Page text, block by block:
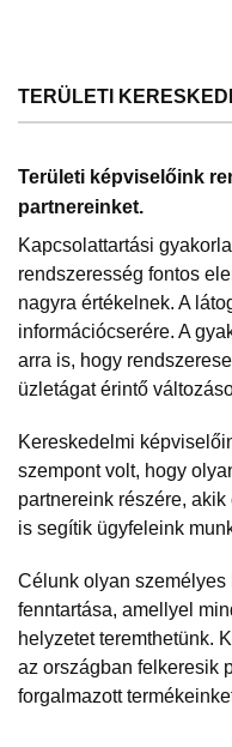
TERÜLETI
Területi képviselőink
partnereinket.
Kapcsolattartási
rendszeresség fontos
nagyra értékelnek. A
információcserére. A
arra is, hogy
üzletágat érintő
Kereskedelmi
szempont volt, hogy
partnereink részére,
is segítik ügyfeleink
Célunk olyan
fenntartása, amellyel
helyzetet teremthetünk.
az országban felkeresik
forgalmazott